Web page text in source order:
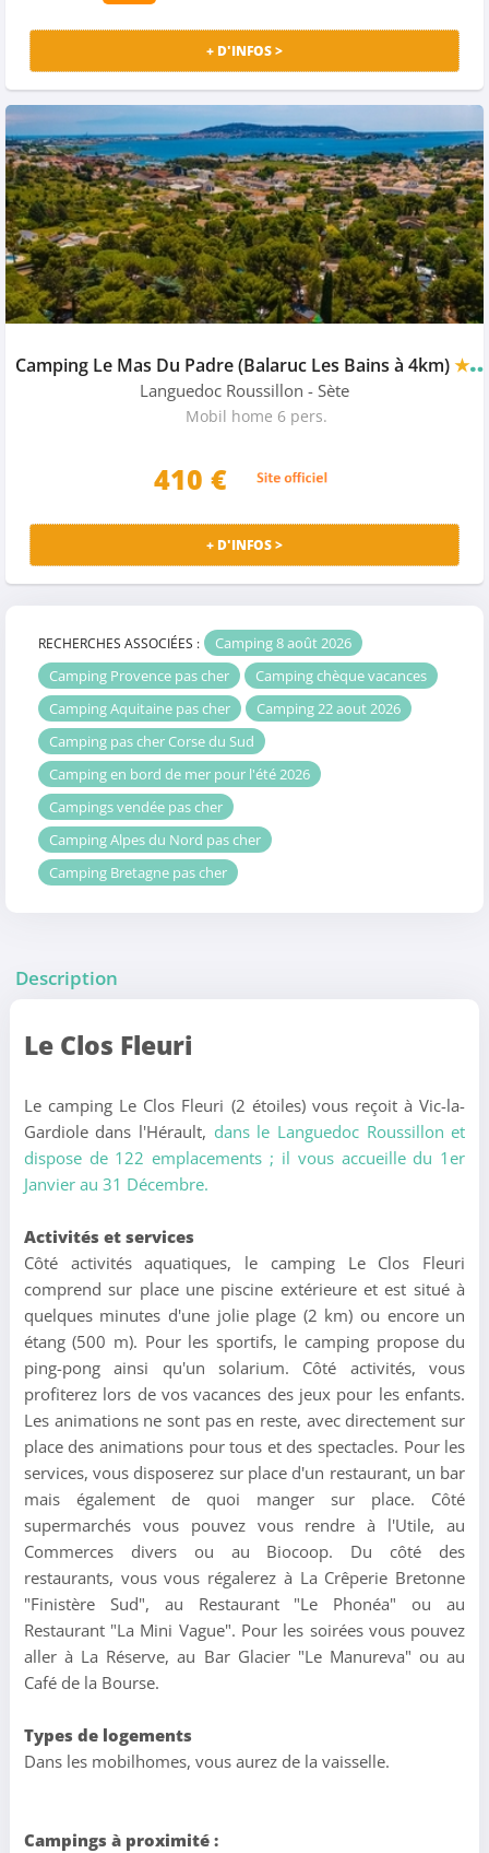
+ D'INFOS >
Camping Le Mas Du Padre (Balaruc Les Bains à 4km)★★★★
Languedoc Roussillon - Sète
Mobil home 6 pers.
410 €
+ D'INFOS >
RECHERCHES ASSOCIÉES :
Camping 8 août 2026
Camping Provence pas cher
Camping chèque vacances
Camping Aquitaine pas cher
Camping 22 aout 2026
Camping pas cher Corse du Sud
Camping en bord de mer pour l'été 2026
Campings vendée pas cher
Camping Alpes du Nord pas cher
Camping Bretagne pas cher
Description
Le Clos Fleuri
Le camping Le Clos Fleuri (2 étoiles) vous reçoit à Vic-la-
Gardiole dans l'Hérault, dans le Languedoc Roussillon et
dispose de 122 emplacements ; il vous accueille du 1er
Janvier au 31 Décembre.
Activités et services
Côté activités aquatiques, le camping Le Clos Fleuri
comprend sur place une piscine extérieure et est situé à
quelques minutes d'une jolie plage (2 km) ou encore un
étang (500 m). Pour les sportifs, le camping propose du
ping-pong ainsi qu'un solarium. Côté activités, vous
profiterez lors de vos vacances des jeux pour les enfants.
Les animations ne sont pas en reste, avec directement sur
place des animations pour tous et des spectacles. Pour les
services, vous disposerez sur place d'un restaurant, un bar
mais également de quoi manger sur place. Côté
supermarchés vous pouvez vous rendre à l'Utile, au
Commerces divers ou au Biocoop. Du côté des
restaurants, vous vous régalerez à La Crêperie Bretonne
"Finistère Sud", au Restaurant "Le Phonéa" ou au
Restaurant "La Mini Vague". Pour les soirées vous pouvez
aller à La Réserve, au Bar Glacier "Le Manureva" ou au
Café de la Bourse.
Types de logements
Dans les mobilhomes, vous aurez de la vaisselle.
Campings à proximité :